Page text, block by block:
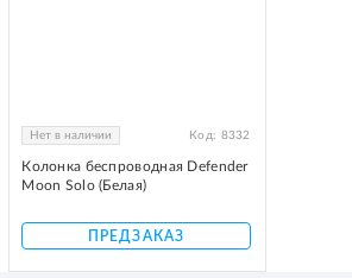
Нет в наличии Код: 8332
Колонка беспроводная Defender
Moon Solo (Белая)
ПРЕДЗАКАЗ